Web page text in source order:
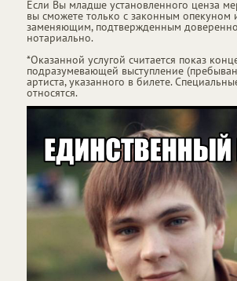
Если Вы младше установленного ценза
вы сможете только с законным опекуном
заменяющим, подтвержденным
нотариально.
*Оказанной услугой считается показ
подразумевающей выступление
артиста, указанного в билете.
относятся.